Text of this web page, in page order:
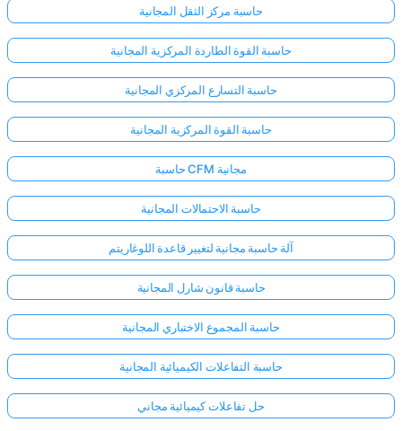
حاسبة مركز الثقل المجانية
حاسبة القوة الطاردة المركزية المجانية
حاسبة التسارع المركزي المجانية
حاسبة القوة المركزية المجانية
حاسبة CFM مجانية
حاسبة الاحتمالات المجانية
آلة حاسبة مجانية لتغيير قاعدة اللوغاريتم
حاسبة قانون شارل المجانية
حاسبة المجموع الاختباري المجانية
حاسبة التفاعلات الكيميائية المجانية
حل تفاعلات كيميائية مجاني